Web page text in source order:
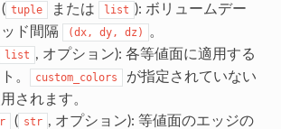
( tuple または list ): ボリュームデー
ド間隔
(dx, dy, dz) 。
list , オプション): 各等値面に適用する
。
custom_colors
が指定されていない
されます。
( str , オプション): 等値面のエッジの